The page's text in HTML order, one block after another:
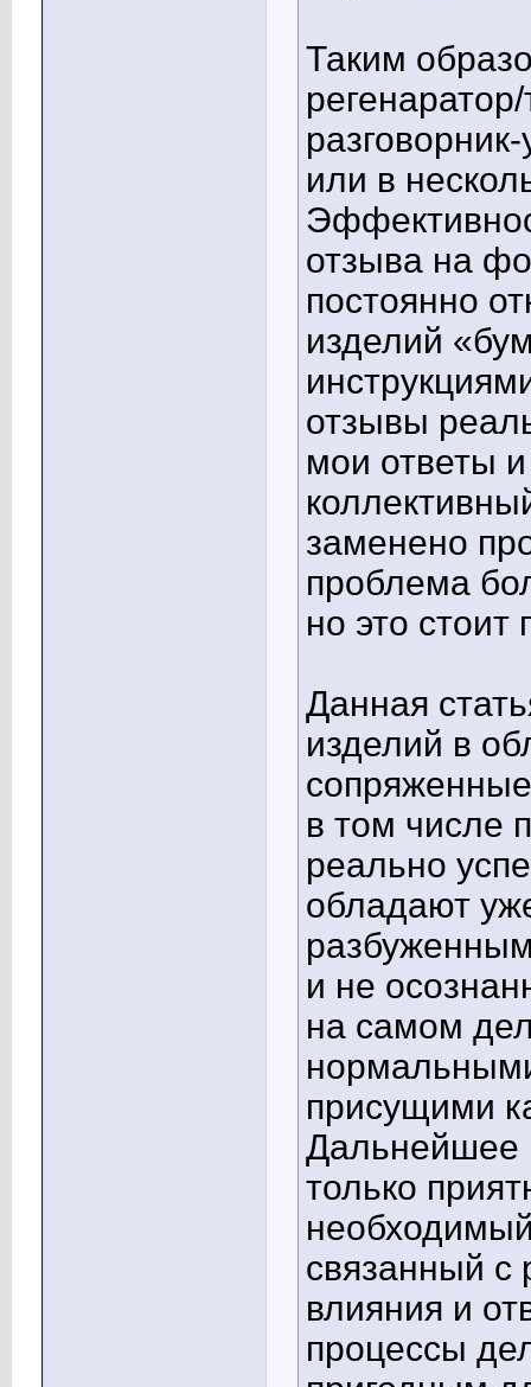
Таким
или в
отзыва на
постоянно
изделий
отзывы
мои ответы
заменено
проблема
но это стоит
Данная
изделий в
в том числе
реально
обладают
и не
на самом
присущими
Дальнейшее
только
связанный
влияния и
процессы